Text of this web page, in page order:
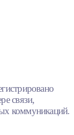
связи,
коммуникаций.